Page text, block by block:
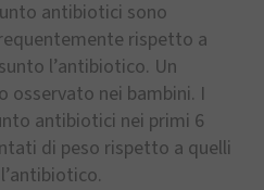
antibiotici sono
rispetto a
l’antibiotico. Un
osservato nei bambini. I
antibiotici nei primi 6
di peso rispetto a quelli